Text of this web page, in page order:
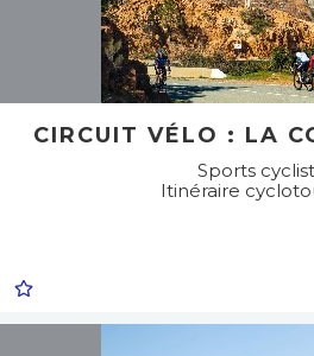
CIRCUIT VÉLO : LA
Sports
Itinéraire